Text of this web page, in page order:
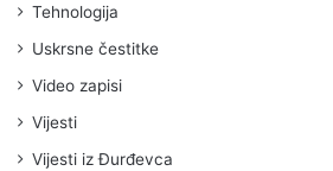
Tehnologija
Uskrsne čestitke
Video zapisi
Vijesti
Vijesti iz Đurđevca